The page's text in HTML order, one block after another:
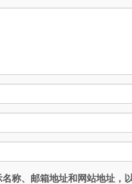
称、邮箱地址和网站地址，